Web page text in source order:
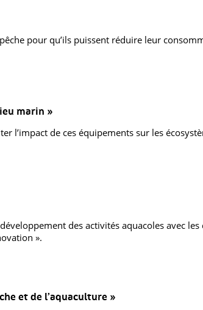
pour qu’ils puissent réduire leur
marin »
l’impact de ces équipements sur les
des activités aquacoles avec les
».
et de l’aquaculture »